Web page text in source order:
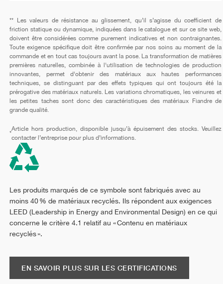
** Les valeurs de résistance au glissement, qu’il s’agisse du coefficient de
friction statique ou dynamique, indiquées dans le catalogue et sur ce site web,
doivent être considérées comme purement indicatives et non contraignantes.
Toute exigence spécifique doit être confirmée par nos soins au moment de la
commande et en tout cas toujours avant la pose. La transformation de matières
premières naturelles, combinée à l'utilisation de technologies de production
innovantes, permet d'obtenir des matériaux aux hautes performances
techniques, se distinguant par des effets typiques qui ont toujours été la
prérogative des matériaux naturels. Les variations chromatiques, les veinures et
les petites taches sont donc des caractéristiques des matériaux Fiandre de
grande qualité.
*
Article hors production, disponible jusqu’à épuisement des stocks. Veuillez
contacter l’entreprise pour plus d’informations.
Les produits marqués de ce symbole sont fabriqués avec au
moins 40 % de matériaux recyclés. Ils répondent aux exigences
LEED (Leadership in Energy and Environmental Design) en ce qui
concerne le critère 4.1 relatif au « Contenu en matériaux
recyclés ».
EN SAVOIR PLUS SUR LES CERTIFICATIONS